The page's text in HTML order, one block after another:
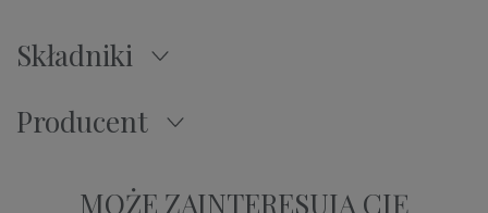
Składniki
Producent
MOŻE ZAINTERESUJĄ CIĘ